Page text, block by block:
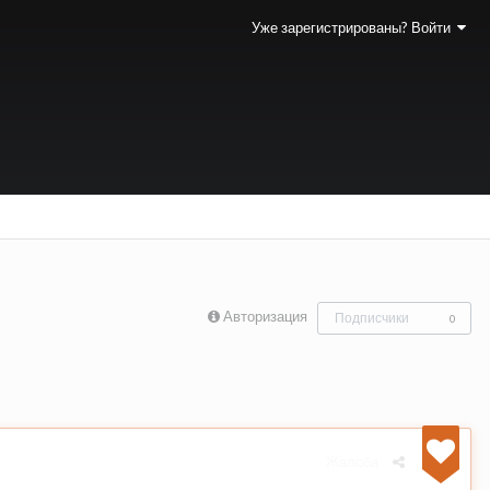
Уже зарегистрированы? Войти
Авторизация Подписчики 0